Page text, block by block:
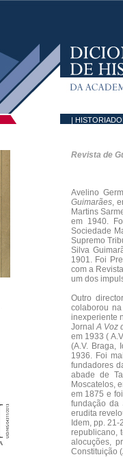
|
Revista de
Avelino
Guimarães,
Martins
em 1940.
Sociedade
Supremo
Silva
1901. Foi
com a
um dos
Outro
colaborou
inexperiente
Jornal A Voz
em 1933 (
(A.V. Braga,
1936. Foi
fundadores
abade de
Moscatelos,
em 1875 e
fundação da
erudita
Idem, pp.
republicano,
alocuções,
Constituição